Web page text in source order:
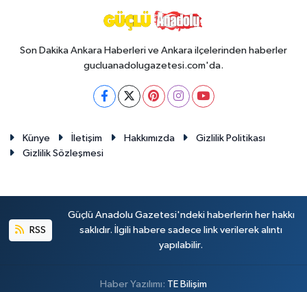
Son Dakika Ankara Haberleri ve Ankara ilçelerinden haberler
gucluanadolugazetesi.com'da.
Künye İletişim Hakkımızda
Gizlilik Politikası
Gizlilik Sözleşmesi
RSS
Güçlü Anadolu Gazetesi'ndeki haberlerin her hakkı
saklıdır. İlgili habere sadece link verilerek alıntı
yapılabilir.
Haber Yazılımı: TE Bilişim